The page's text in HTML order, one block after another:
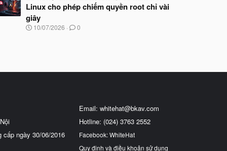
ắ
t
đ
ầ
Linux cho phép chiếm quyền root chỉ vài
giây
N
10/07/2026 0
cấp ngày 30/06/2016
Email: whitehat@bkav.com
Hotline: (024) 3763 2552
Facebook: WhiteHat
Quy định và điều khoản sử dụng